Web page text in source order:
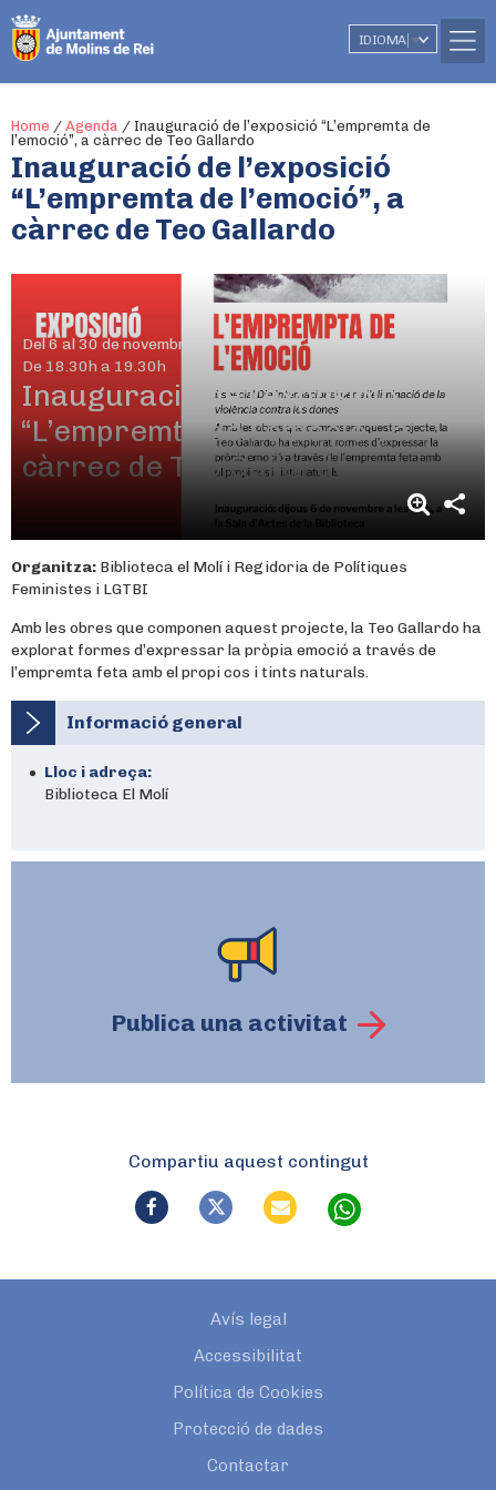
IDIOMA ▼
Home / Agenda / Inauguració de l’exposició “L’empremta de
l’emoció”, a càrrec de Teo Gallardo
Inauguració de l’exposició
“L’empremta de l’emoció”, a
càrrec de Teo Gallardo
Del 6 al 30 de novembre
De 18.30h a 19.30h
Inauguració de l’exposició
“L’empremta de l’emoció”, a
càrrec de Teo Gallardo
Organitza: Biblioteca el Molí i Regidoria de Polítiques
Feministes i LGTBI
Amb les obres que componen aquest projecte, la Teo Gallardo ha
explorat formes d’expressar la pròpia emoció a través de
l’empremta feta amb el propi cos i tints naturals.
Informació general
Lloc i adreça:
Biblioteca El Molí
Publica una activitat
Compartiu aquest contingut
Avís legal
Accessibilitat
Política de Cookies
Protecció de dades
Contactar